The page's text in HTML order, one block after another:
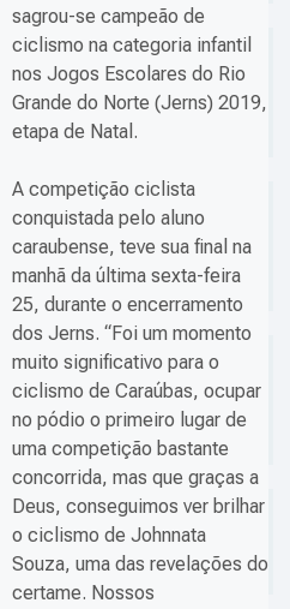
sagrou-se campeão de
ciclismo na categoria infantil
nos Jogos Escolares do Rio
Grande do Norte (Jerns) 2019,
etapa de Natal.
A competição ciclista
conquistada pelo aluno
caraubense, teve sua final na
manhã da última sexta-feira
25, durante o encerramento
dos Jerns. “Foi um momento
muito significativo para o
ciclismo de Caraúbas, ocupar
no pódio o primeiro lugar de
uma competição bastante
concorrida, mas que graças a
Deus, conseguimos ver brilhar
o ciclismo de Johnnata
Souza, uma das revelações do
certame. Nossos